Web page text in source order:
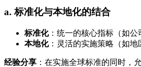
a. 标准化与本地化的结合
标准化：统一的核心指标（如公
本地化：灵活的实施策略（如地
经验分享 ：在实施全球标准的同时，